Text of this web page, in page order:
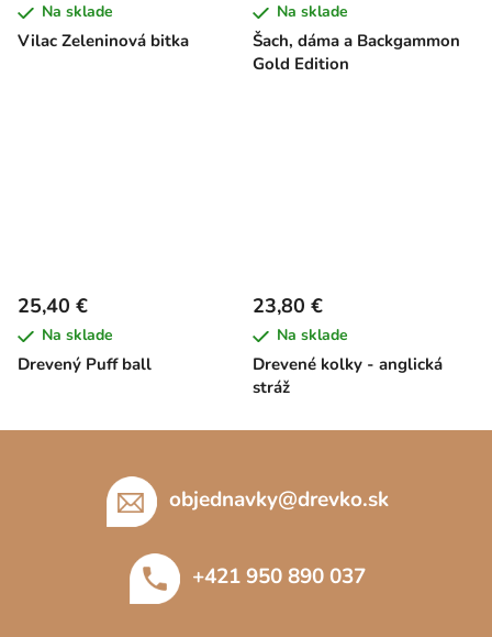
Vilac Zeleninová bitka
Na sklade
Šach, dáma a Backgammon
Gold Edition
Na sklade
Drevený Puff ball
25,40 €
Na sklade
Drevené kolky - anglická
stráž
23,80 €
Na sklade
objednavky@drevko.sk
+421 950 890 037